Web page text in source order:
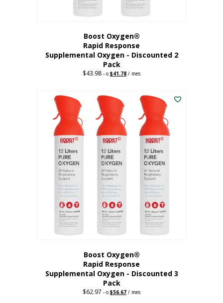
Boost Oxygen®
Rapid Response
Supplemental Oxygen - Discounted 2
Pack
$43.98 - o Original
$43.98.
$41.78 Current
$41.78.
/ mes
Boost Oxygen®
Rapid Response
Supplemental Oxygen - Discounted 3
Pack
$62.97 - o Precio
$56.67 El
/ mes